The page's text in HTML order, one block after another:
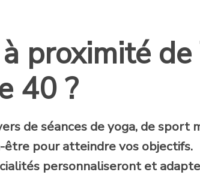
proximité de
40 ?
de séances de yoga, de sport
être pour atteindre vos objectifs.
personnaliseront et